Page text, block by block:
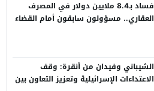
فساد بـ8.4 ملايين دولار في المصرف
العقاري.. مسؤولون سابقون أمام القضاء
الشيباني وفيدان من أنقرة: وقف
الاعتداءات الإسرائيلية وتعزيز التعاون بين